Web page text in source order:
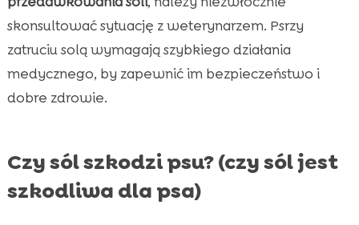
skonsultować sytuację z weterynarzem. Psrzy
zatruciu solą wymagają szybkiego działania
medycznego, by zapewnić im bezpieczeństwo i
dobre zdrowie.
Czy sól szkodzi psu? (czy sól jest
szkodliwa dla psa)